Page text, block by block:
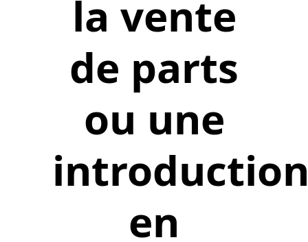
la vente
de parts
ou une
en